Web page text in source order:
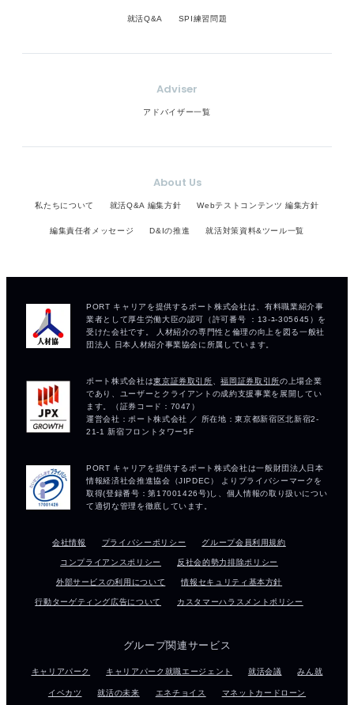
就活Q&A SPI練習問題
Adviser
アドバイザー一覧
About Us
私たちについて 就活Q&A 編集方針 Webテストコンテンツ 編集方針
編集責任者メッセージ D&Iの推進 就活対策資料&ツール一覧
会社情報 プライバシーポリシー グループ会員利用規約
コンプライアンスポリシー 反社会的勢力排除ポリシー
外部サービスの利用について 情報セキュリティ基本方針
行動ターゲティング広告について カスタマーハラスメントポリシー